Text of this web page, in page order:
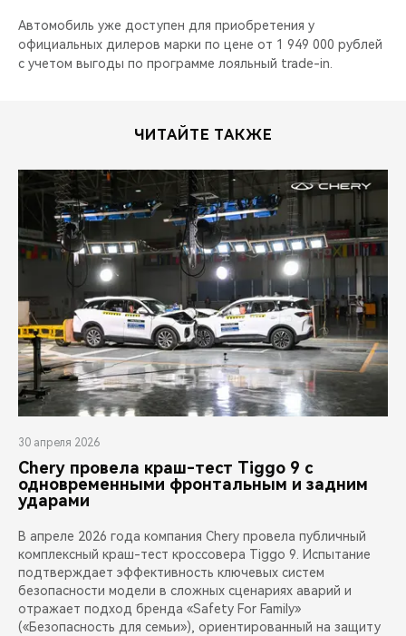
Автомобиль уже доступен для приобретения у
официальных дилеров марки по цене от 1 949 000 рублей
с учетом выгоды по программе лояльный trade-in.
ЧИТАЙТЕ ТАКЖЕ
30 апреля 2026
Chery провела краш-тест Tiggo 9 с
одновременными фронтальным и задним
ударами
В апреле 2026 года компания Chery провела публичный
комплексный краш-тест кроссовера Tiggo 9. Испытание
подтверждает эффективность ключевых систем
безопасности модели в сложных сценариях аварий и
отражает подход бренда «Safety For Family»
(«Безопасность для семьи»), ориентированный на защиту